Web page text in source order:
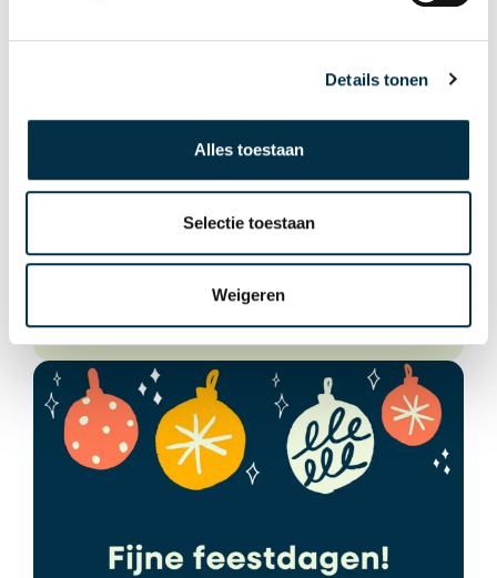
Details tonen
Alles toestaan
Selectie toestaan
Weigeren